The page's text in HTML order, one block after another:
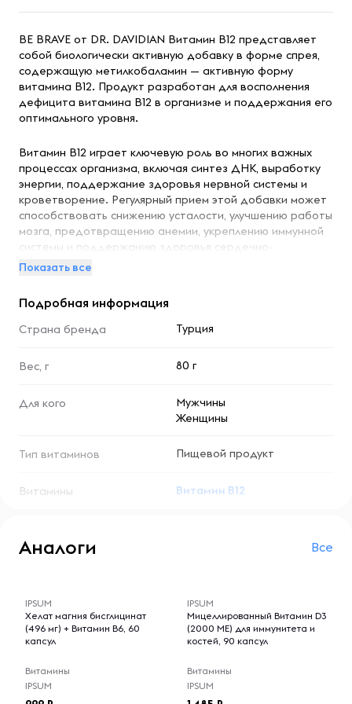
BE BRAVE от DR. DAVIDIAN Витамин B12 представляет
собой биологически активную добавку в форме спрея,
содержащую метилкобаламин — активную форму
витамина B12. Продукт разработан для восполнения
дефицита витамина B12 в организме и поддержания его
оптимального уровня.
Витамин B12 играет ключевую роль во многих важных
процессах организма, включая синтез ДНК, выработку
энергии, поддержание здоровья нервной системы и
кроветворение. Регулярный прием этой добавки может
способствовать снижению усталости, улучшению работы
мозга, предотвращению анемии, укреплению иммунной
системы и поддержанию здоровья сердечно-
сосудистой системы
Продукт выпускается в форме спрея со вкусом малины,
что делает его удобным для ежедневного применения.
Метилкобаламин, входящий в состав, является наиболее
усваивается организмом. Витамин B12 особенно
рекомендуется вегетарианцам и веганам, так как в
B12, а также людям, испытывающим усталость, проблемы
Показать все
Подробная информация
Страна бренда Турция
Вес, г 80 г
Для кого
Мужчины
Женщины
Тип витаминов Пищевой продукт
Витамины Витамин B12
Аналоги Все
IPSUM
Хелат магния бисглицинат
(496 мг) + Витамин B6, 60
капсул
Витамины
IPSUM
IPSUM
Мицеллированный Витамин D3
(2000 МЕ) для иммунитета и
костей, 90 капсул
Витамины
IPSUM